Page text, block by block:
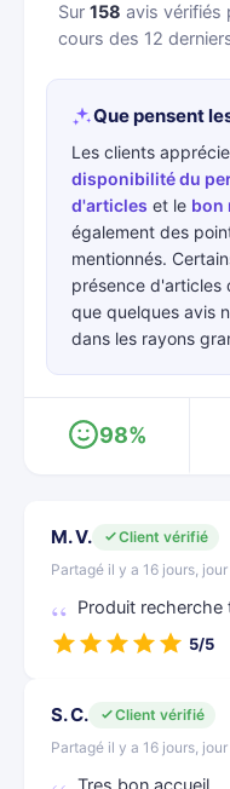
Sur 158 avis vérifiés
cours des 12
Que pensent
Les clients
disponibilité du
d'articles et le bon
également des
mentionnés.
présence d'articles
que quelques avis
dans les rayons
98%
M. V.
Client vérifié
Partagé il y a 16 jours,
Produit recherche
5/5
S. C.
Client vérifié
Partagé il y a 16 jours,